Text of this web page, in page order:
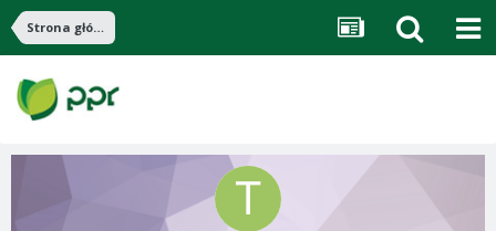
Strona główna